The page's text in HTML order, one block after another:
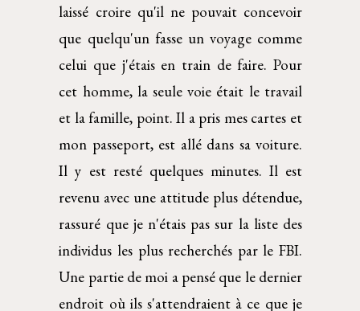
laissé croire qu'il ne pouvait concevoir
que quelqu'un fasse un voyage comme
celui que j'étais en train de faire. Pour
cet homme, la seule voie était le travail
et la famille, point. Il a pris mes cartes et
mon passeport, est allé dans sa voiture.
Il y est resté quelques minutes. Il est
revenu avec une attitude plus détendue,
rassuré que je n'étais pas sur la liste des
individus les plus recherchés par le FBI.
Une partie de moi a pensé que le dernier
endroit où ils s'attendraient à ce que je